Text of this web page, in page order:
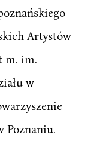
Artystów
m. im.
w